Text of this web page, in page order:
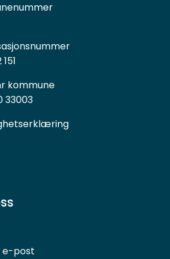
kommune
33003
e-post